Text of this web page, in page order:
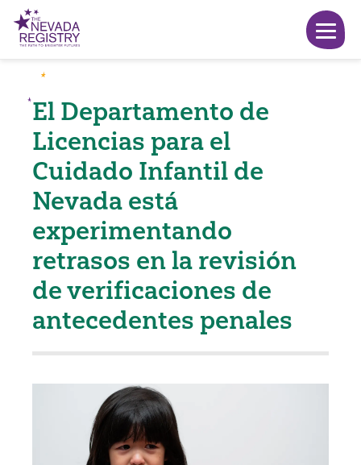
El Departamento de
Licencias para el
Cuidado Infantil de
Nevada está
experimentando
retrasos en la revisión
de verificaciones de
antecedentes penales